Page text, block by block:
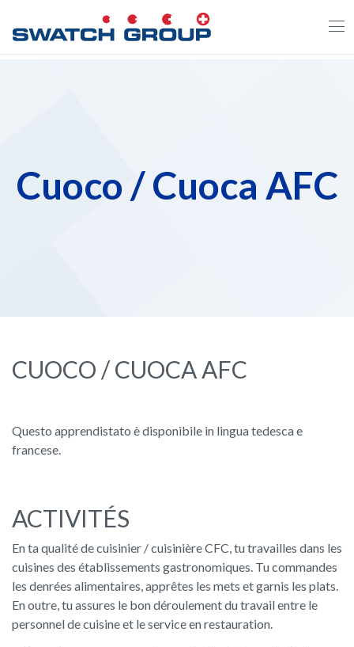
Cuoco / Cuoca AFC
CUOCO / CUOCA AFC
Questo apprendistato è disponibile in lingua tedesca e
francese.
ACTIVITÉS
En ta qualité de cuisinier / cuisinière CFC, tu travailles dans les
cuisines des établissements gastronomiques. Tu commandes
les denrées alimentaires, apprêtes les mets et garnis les plats.
En outre, tu assures le bon déroulement du travail entre le
personnel de cuisine et le service en restauration.